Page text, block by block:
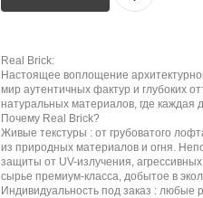
Real Brick:
Настоящее воплощение
мир аутентичных фактур и глубоких
натуральных материалов, где
Почему Real Brick?
Живые текстуры : от грубоватого
из природных материалов и огня.
защиты от UV-излучения,
сырье премиум-класса, добытое в
Индивидуальность под заказ :